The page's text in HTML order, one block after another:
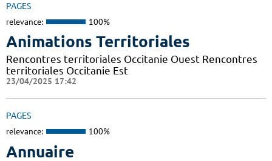
PAGES
relevance: 100%
Animations Territoriales
Rencontres territoriales Occitanie Ouest Rencontres
territoriales Occitanie Est
23/04/2025 17:42
PAGES
relevance: 100%
Annuaire